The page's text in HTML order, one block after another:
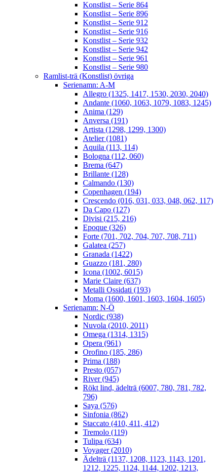
Konstlist – Serie 864
Konstlist – Serie 896
Konstlist – Serie 912
Konstlist – Serie 916
Konstlist – Serie 932
Konstlist – Serie 942
Konstlist – Serie 961
Konstlist – Serie 980
Ramlist-trä (Konstlist) övriga
Serienamn: A-M
Allegro (1325, 1417, 1530, 2030, 2040)
Andante (1060, 1063, 1079, 1083, 1245)
Anima (129)
Anversa (191)
Artista (1298, 1299, 1300)
Atelier (1081)
Aquila (113, 114)
Bologna (112, 060)
Brema (647)
Brillante (128)
Calmando (130)
Copenhagen (194)
Crescendo (016, 031, 033, 048, 062, 117)
Da Capo (127)
Divisi (215, 216)
Epoque (326)
Forte (701, 702, 704, 707, 708, 711)
Galatea (257)
Granada (1422)
Guazzo (181, 280)
Icona (1002, 6015)
Marie Claire (637)
Metalli Ossidati (193)
Moma (1600, 1601, 1603, 1604, 1605)
Serienamn: N-Ö
Nordic (938)
Nuvola (2010, 2011)
Omega (1314, 1315)
Opera (961)
Orofino (185, 286)
Prima (188)
Presto (057)
River (945)
Rökt lind, ädelträ (6007, 780, 781, 782,
796)
Saya (576)
Sinfonia (862)
Staccato (410, 411, 412)
Tremolo (119)
Tulipa (634)
Voyager (2010)
Ädelträ (1137, 1208, 1123, 1143, 1201,
1212, 1225, 1124, 1144, 1202, 1213,